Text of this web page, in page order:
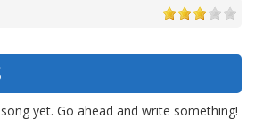
yet. Go ahead and write something!